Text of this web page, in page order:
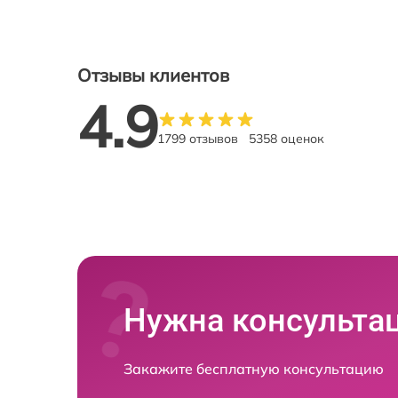
Отзывы клиентов
4.91799 отзывов 5358 оценок
Нужна
Закажите бесплатную консультацию